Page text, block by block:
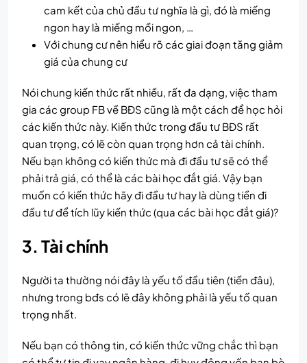
cam kết của chủ đầu tư nghĩa là gì, đó là miếng
ngon hay là miếng mồi ngon, …
Với chung cư nên hiểu rõ các giai đoạn tăng giảm
giá của chung cư
Nói chung kiến thức rất nhiều, rất đa dạng, việc tham
gia các group FB về BĐS cũng là một cách để học hỏi
các kiến thức này. Kiến thức trong đầu tư BĐS rất
quan trọng, có lẽ còn quan trọng hơn cả tài chính.
Nếu bạn không có kiến thức mà đi đầu tư sẽ có thể
phải trả giá, có thể là các bài học đắt giá. Vậy bạn
muốn có kiến thức hãy đi đầu tư hay là dùng tiền đi
đầu tư để tích lũy kiến thức (qua các bài học đắt giá)?
3. Tài chính
Người ta thường nói đây là yếu tố đầu tiên (tiền đâu),
nhưng trong bđs có lẽ đây không phải là yếu tố quan
trọng nhất.
Nếu bạn có thông tin, có kiến thức vững chắc thì bạn